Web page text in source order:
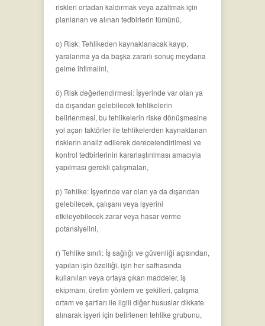
riskleri ortadan kaldırmak veya azaltmak için
planlanan ve alınan tedbirlerin tümünü,
o) Risk: Tehlikeden kaynaklanacak kayıp,
yaralanma ya da başka zararlı sonuç meydana
gelme ihtimalini,
ö) Risk değerlendirmesi: İşyerinde var olan ya
da dışarıdan gelebilecek tehlikelerin
belirlenmesi, bu tehlikelerin riske dönüşmesine
yol açan faktörler ile tehlikelerden kaynaklanan
risklerin analiz edilerek derecelendirilmesi ve
kontrol tedbirlerinin kararlaştırılması amacıyla
yapılması gerekli çalışmaları,
p) Tehlike: İşyerinde var olan ya da dışarıdan
gelebilecek, çalışanı veya işyerini
etkileyebilecek zarar veya hasar verme
potansiyelini,
r) Tehlike sınıfı: İş sağlığı ve güvenliği açısından,
yapılan işin özelliği, işin her safhasında
kullanılan veya ortaya çıkan maddeler, iş
ekipmanı, üretim yöntem ve şekilleri, çalışma
ortam ve şartları ile ilgili diğer hususlar dikkate
alınarak işyeri için belirlenen tehlike grubunu,